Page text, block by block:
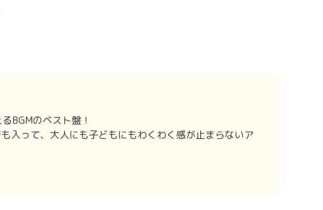
BGMのベスト盤！
入って、大人にも子どもにもわくわく感が止まらないア